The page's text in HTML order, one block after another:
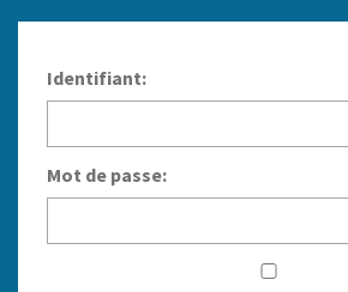
Identifiant:
Mot de passe: